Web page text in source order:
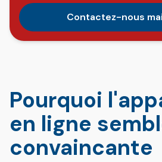
Contactez-nous
Pourquoi
en ligne
convaincante